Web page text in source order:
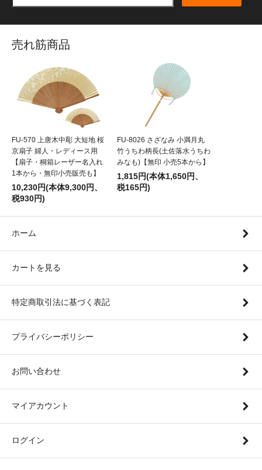
売れ筋商品
FU-570 上唐木中彫 大短地 桜
京扇子 婦人・レディース用
【扇子・桐箱レーザー名入れ
1本から・無印小売販売も】
10,230円(本体9,300円、
税930円)
FU-8026 さざなみ 小満月丸
竹うちわ柄長(土佐落水うちわ
みなも)【無印 小売5本から】
1,815円(本体1,650円、
税165円)
ホーム
カートを見る
特定商取引法に基づく表記
プライバシーポリシー
お問い合わせ
マイアカウント
ログイン